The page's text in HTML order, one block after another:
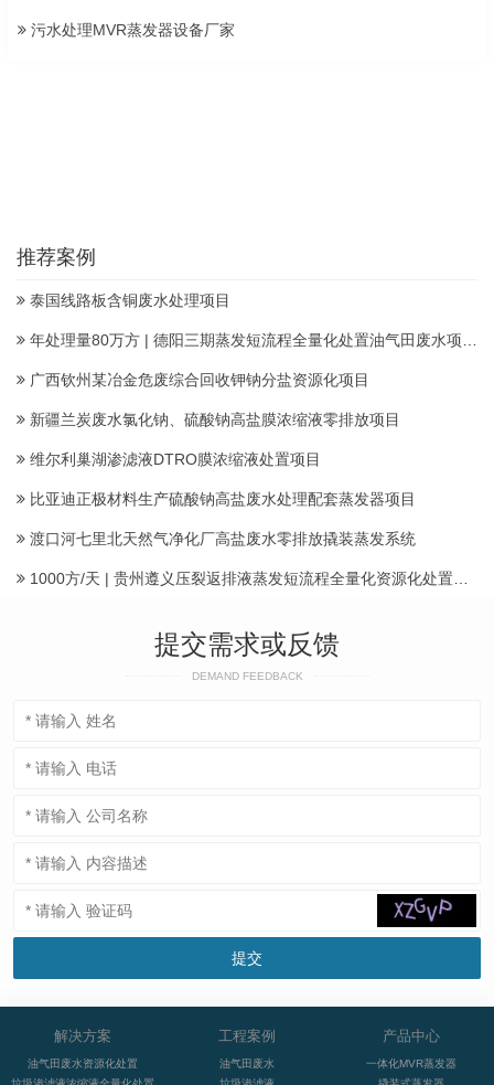
污水处理MVR蒸发器设备厂家
推荐案例
泰国线路板含铜废水处理项目
年处理量80万方 | 德阳三期蒸发短流程全量化处置油气田废水项目顺利投产
广西钦州某冶金危废综合回收钾钠分盐资源化项目
新疆兰炭废水氯化钠、硫酸钠高盐膜浓缩液零排放项目
维尔利巢湖渗滤液DTRO膜浓缩液处置项目
比亚迪正极材料生产硫酸钠高盐废水处理配套蒸发器项目
渡口河七里北天然气净化厂高盐废水零排放撬装蒸发系统
1000方/天 | 贵州遵义压裂返排液蒸发短流程全量化资源化处置项目建成投运产水
提交需求或反馈
DEMAND FEEDBACK
解决方案
油气田废水资源化处置
工程案例
油气田废水
产品中心
一体化MVR蒸发器